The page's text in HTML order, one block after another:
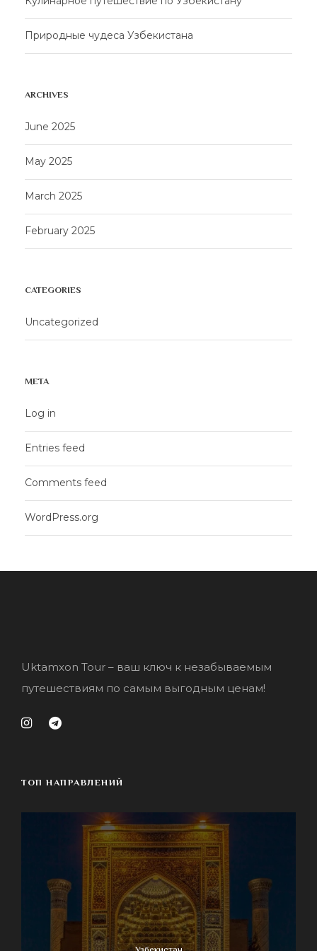
Природные чудеса Узбекистана
ARCHIVES
June 2025
May 2025
March 2025
February 2025
CATEGORIES
Uncategorized
META
Log in
Entries feed
Comments feed
WordPress.org
Uktamxon Tour – ваш ключ к незабываемым
путешествиям по самым выгодным ценам!
ТОП НАПРАВЛЕНИЙ